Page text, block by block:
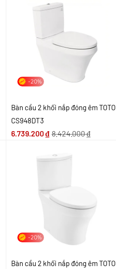
-20%
Bàn cầu 2 khối nắp đóng êm TOTO
CS948DT3
6.739.200₫ 8.424.000₫
-20%
Bàn cầu 2 khối nắp đóng êm TOTO